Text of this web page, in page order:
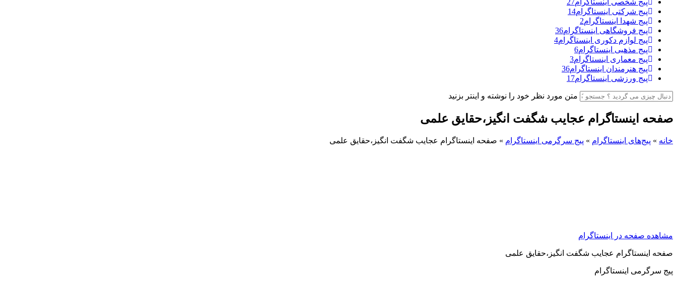
پیج شرکتی اینستاگرام14
پیج شهدا اینستاگرام2
پیج فروشگاهی اینستاگرام36
پیج لوازم دکوری اینستاگرام4
پیج مذهبی اینستاگرام6
پیج معماری اینستاگرام3
پیج هنرمندان اینستاگرام36
پیج ورزشی اینستاگرام17
متن مورد نظر خود را نوشته و اینتر بزنید
صفحه اینستاگرام عجایب شگفت انگیز،حقایق علمی
خانه » پیج‌های اینستاگرام » پیج سرگرمی اینستاگرام » صفحه اینستاگرام عجایب شگفت انگیز،حقایق علمی
مشاهده صفحه در اینستاگرام
صفحه اینستاگرام عجایب شگفت انگیز،حقایق علمی
پیج سرگرمی اینستاگرام